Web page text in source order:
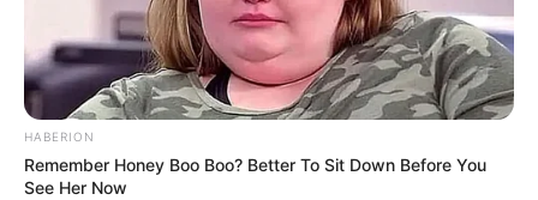
HABERION
Remember Honey Boo Boo? Better To Sit Down Before You
See Her Now